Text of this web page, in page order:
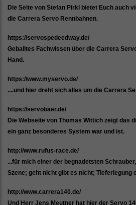
Die Seite von Stefan Pirkl bietet Euch auch
die Carrera Servo Rennbahnen.
https://servospedeedway.de/
Geballtes Fachwissen über die Carrera
Hand.
https://www.myservo.de/
....und hier dreht sich alles um die Carrera
https://servobaer.de/
Die Webseite von Thomas Wittich zeigt das
ein ganz besonderes System war und ist.
http://www.rufus-race.de/
...für mich einer der begnadetsten
Szene; geht nicht gibt es nicht; Tieferlegung
http://www.carrera140.de/
Und Herr Jens Meutner hat hier der Servo